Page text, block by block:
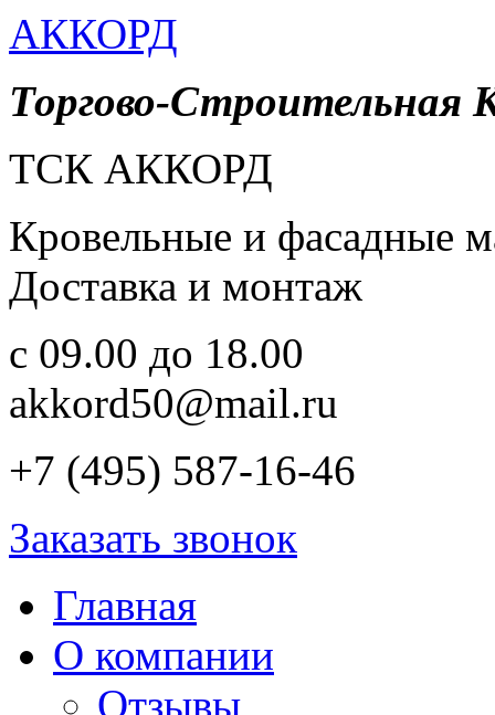
АККОРД
Торгово-Строительная
ТСК АККОРД
Кровельные и фасадные
Доставка и монтаж
c 09.00 до 18.00
akkord50@mail.ru
+7 (495) 587-16-46
Заказать звонок
Главная
О компании
Отзывы